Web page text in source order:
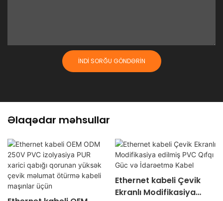
İNDI SORĞU GÖNDƏRIN
Əlaqədar məhsullar
Ethernet kabeli Çevik
Ekranlı Modifikasiya